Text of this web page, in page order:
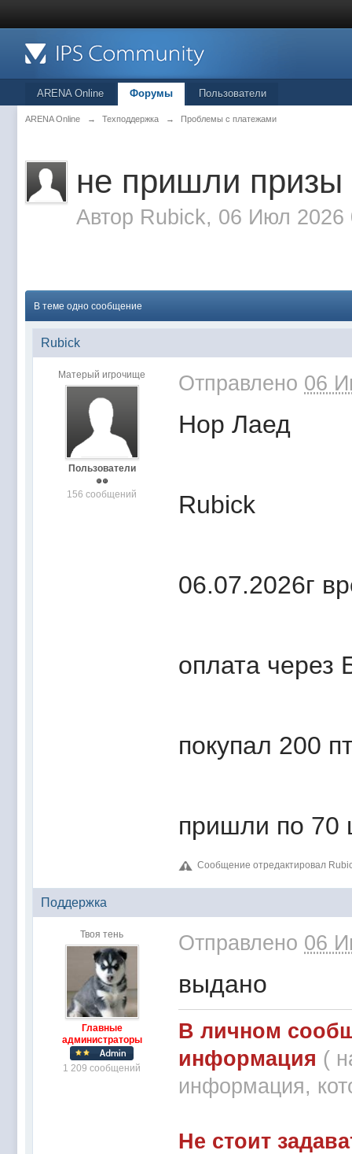
ARENA Online Форумы Пользователи
ARENA Online → Техподдержка → Проблемы с платежами
не пришли призы
Автор Rubick, 06 Июл 2026
В теме одно сообщение
Rubick
Матерый игрочище
Пользователи
156 сообщений
Отправлено 06
Нор Лаед
Rubick
06.07.2026г
оплата через
покупал 200
пришли по 70
Сообщение отредактировал
Поддержка
Твоя тень
Главные
администраторы
1 209 сообщений
Отправлено 06
выдано
В личном
информация (
информация,
Не стоит